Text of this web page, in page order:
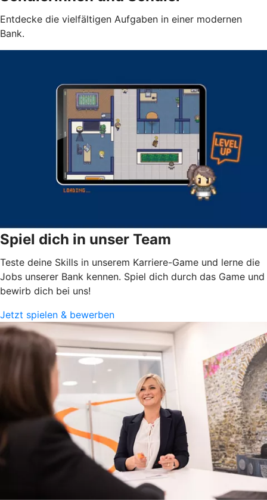
Entdecke die vielfältigen Aufgaben in einer modernen
Bank.
Spiel dich in unser Team
Teste deine Skills in unserem Karriere-Game und lerne die
Jobs unserer Bank kennen. Spiel dich durch das Game und
bewirb dich bei uns!
Jetzt spielen & bewerben